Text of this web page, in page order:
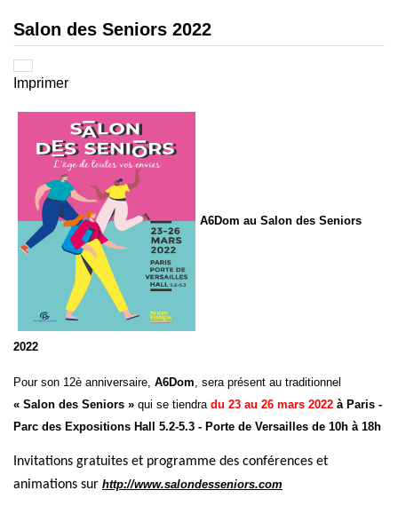
Salon des Seniors 2022
Imprimer
A6Dom au Salon des Seniors
2022
Pour son 12è anniversaire, A6Dom, sera présent au traditionnel
« Salon des Seniors » qui se tiendra du 23 au 26 mars 2022 à Paris -
Parc des Expositions Hall 5.2-5.3 - Porte de Versailles de 10h à 18h
Invitations gratuites et programme des conférences et
animations sur http://www.salondesseniors.com